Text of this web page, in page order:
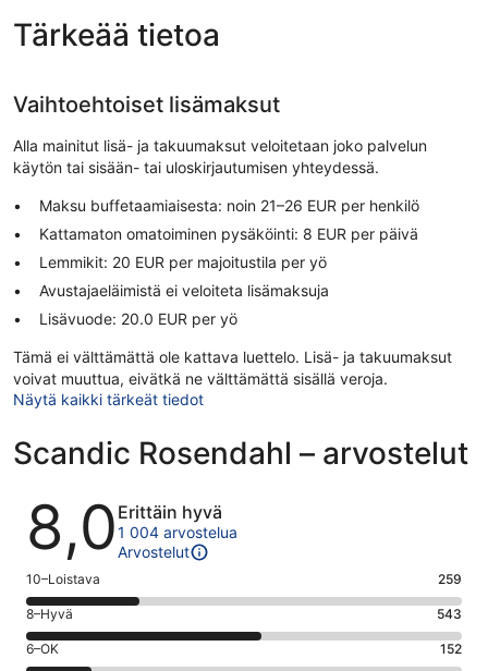
Tärkeää tietoa
Vaihtoehtoiset lisämaksut
Alla mainitut lisä- ja takuumaksut veloitetaan joko palvelun
käytön tai sisään- tai uloskirjautumisen yhteydessä.
Maksu buffetaamiaisesta: noin 21–26 EUR per henkilö
Kattamaton omatoiminen pysäköinti: 8 EUR per päivä
Lemmikit: 20 EUR per majoitustila per yö
Avustajaeläimistä ei veloiteta lisämaksuja
Lisävuode: 20.0 EUR per yö
Tämä ei välttämättä ole kattava luettelo. Lisä- ja takuumaksut
voivat muuttua, eivätkä ne välttämättä sisällä veroja.
Näytä kaikki tärkeät tiedot
Scandic Rosendahl – arvostelut
Arvostelut
8,0 Erittäin hyvä
1 004 arvostelua
Arvostelut
Arvosana
10
-
Loistava.
10–Loistava 259
Arvosana
8
-
8–Hyvä 543
Arvosana
6–OK 152